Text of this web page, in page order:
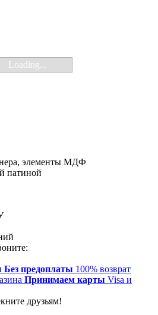
Loading...
элементы МДФ
патиной
Без предоплаты 100% возврат
Принимаем карты Visa и
друзьям!